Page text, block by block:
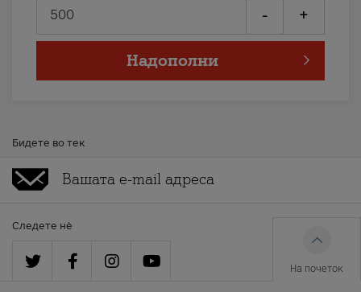
- +
Надополни
Бидете во тек
Следете нè
На почеток